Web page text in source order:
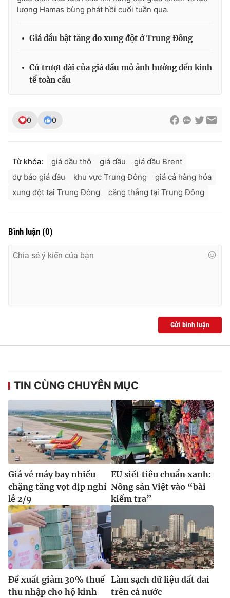
lượng Hamas bùng phát hồi cuối tuần qua.
Giá dầu bật tăng do xung đột ở Trung Đông
Cú trượt dài của giá dầu mỏ ảnh hưởng đến kinh
tế toàn cầu
0 0
Từ khóa: giá dầu thô giá dầu
giá dầu Brent
dự báo giá dầu
khu vực Trung Đông
giá cả hàng hóa
xung đột tại Trung Đông
căng thẳng tại Trung Đông
Bình luận (0)
Gửi bình luận
TIN CÙNG CHUYÊN MỤC
Giá vé máy bay nhiều
chặng tăng vọt dịp nghỉ
lễ 2/9
EU siết tiêu chuẩn xanh:
Nông sản Việt vào “bài
kiểm tra”
Đề xuất giảm 30% thuế
thu nhập cho hộ kinh
Làm sạch dữ liệu đất đai
trên cả nước